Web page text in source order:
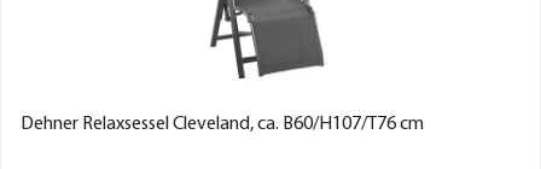
Dehner Relaxsessel Cleveland, ca. B60/H107/T76 cm